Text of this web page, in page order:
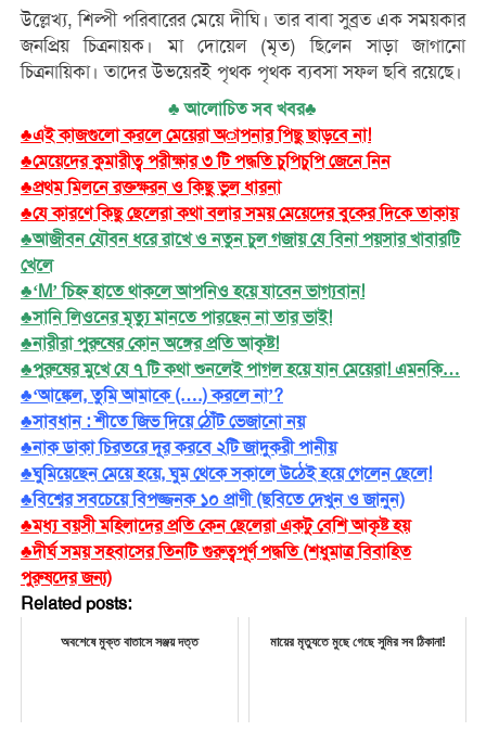
উল্লেখ্য, শিল্পী পরিবারের মেয়ে দীঘি। তার বাবা সুব্রত এক সময়কার
জনপ্রিয় চিত্রনায়ক। মা দোয়েল (মৃত) ছিলেন সাড়া জাগানো
চিত্রনায়িকা। তাদের উভয়েরই পৃথক পৃথক ব্যবসা সফল ছবি রয়েছে।
♣ আলোচিত সব খবর♣
♣এই কাজগুলো করলে মেয়েরা অাপনার পিছু ছাড়বে না!
♣মেয়েদের কুমারীত্ব পরীক্ষার ৩ টি পদ্ধতি চুপিচুপি জেনে নিন
♣প্রথম মিলনে রক্তক্ষরন ও কিছু ভুল ধারনা
♣যে কারণে কিছু ছেলেরা কথা বলার সময় মেয়েদের বুকের দিকে তাকায়
♣আজীবন যৌবন ধরে রাখে ও নতুন চুল গজায় যে বিনা পয়সার খাবারটি
খেলে
♣‘M’ চিহ্ন হাতে থাকলে আপনিও হয়ে যাবেন ভাগ্যবান!
♣সানি লিওনের মৃত্যু মানতে পারছেন না তার ভাই!
♣নারীরা পুরুষের কোন অঙ্গের প্রতি আকৃষ্ট!
♣পুরুষের মুখে যে ৭ টি কথা শুনলেই পাগল হয়ে যান মেয়েরা! এমনকি…
♣‘আঙ্কেল, তুমি আমাকে (….) করলে না’?
♣সাবধান : শীতে জিভ দিয়ে ঠোঁট ভেজানো নয়
♣নাক ডাকা চিরতরে দূর করবে ২টি জাদুকরী পানীয়
♣ঘুমিয়েছেন মেয়ে হয়ে, ঘুম থেকে সকালে উঠেই হয়ে গেলেন ছেলে!
♣বিশ্বের সবচেয়ে বিপজ্জনক ১০ প্রাণী (ছবিতে দেখুন ও জানুন)
♣মধ্য বয়সী মহিলাদের প্রতি কেন ছেলেরা একটু বেশি আকৃষ্ট হয়
♣দীর্ঘ সময় সহবাসের তিনটি গুরুত্বপূর্ণ পদ্ধতি (শধুমাত্র বিবাহিত
পুরুষদের জন্য)
Related posts:
অবশেষে মুক্ত বাতাসে সঞ্জয় দত্ত মায়ের মৃত্যুতে মুছে গেছে সুমির সব ঠিকানা!